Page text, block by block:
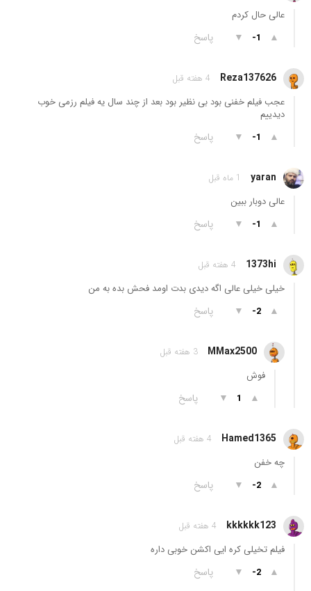
عالی حال کردم
▲
-1
▼ پاسخ
Reza137626 4 هفته قبل
عجب فیلم خفنی بود بی نظیر بود بعد از چند سال یه فیلم رزمی خوب
دیدییم
▲
-1
▼ پاسخ
yaran 1 ماه قبل
عالی دوبار ببین
▲
-1
▼ پاسخ
1373hi 4 هفته قبل
خیلی خیلی عالی اگه دیدی بدت اومد فحش بده به من
▲
-2
▼ پاسخ
MMax2500 3 هفته قبل
فوش
▲
1
▼ پاسخ
Hamed1365 4 هفته قبل
چه خفن
▲
-2
▼ پاسخ
kkkkkk123 4 هفته قبل
فیلم تخیلی کره ایی اکشن خوبی داره
▲
-2
▼ پاسخ